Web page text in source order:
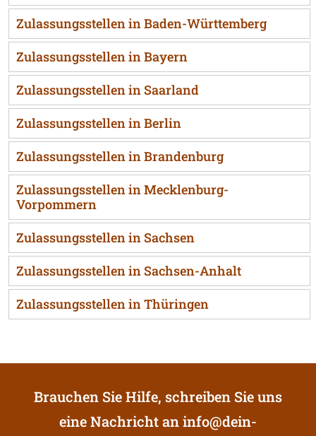
Zulassungsstellen in Baden-Württemberg
Zulassungsstellen in Bayern
Zulassungsstellen in Saarland
Zulassungsstellen in Berlin
Zulassungsstellen in Brandenburg
Zulassungsstellen in Mecklenburg-
Vorpommern
Zulassungsstellen in Sachsen
Zulassungsstellen in Sachsen-Anhalt
Zulassungsstellen in Thüringen
Brauchen Sie Hilfe, schreiben Sie uns
eine Nachricht aninfo@dein-